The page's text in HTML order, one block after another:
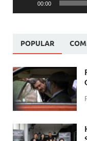
00:00
POPULAR